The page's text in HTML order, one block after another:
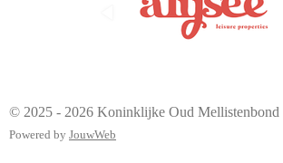
© 2025 - 2026 Koninklijke Oud Mellistenbond
Powered by JouwWeb